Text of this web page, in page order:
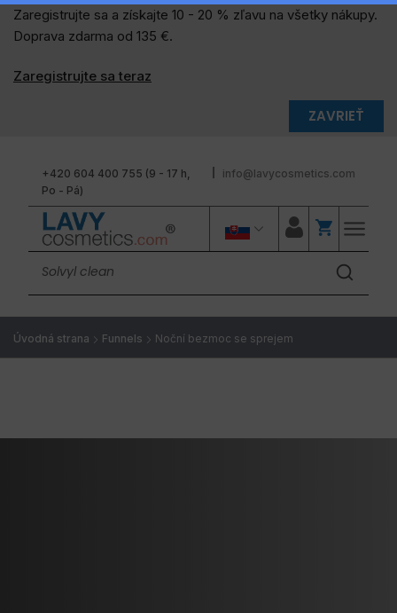
Zaregistrujte sa a získajte 10 - 20 % zľavu na všetky nákupy.
Doprava zdarma od 135 €.
Zaregistrujte sa teraz
ZAVRIEŤ
+420 604 400 755 (9 - 17 h,
Po - Pá)
info@lavycosmetics.com
Úvodná strana Funnels Noční bezmoc se sprejem